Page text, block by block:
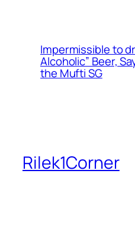
Impermissible to
Alcoholic” Beer,
the Mufti SG
Rilek1Corner